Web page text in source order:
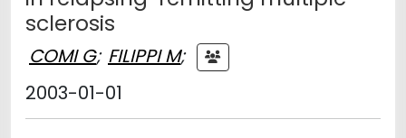
sclerosis
COMI G; FILIPPI M;
2003-01-01